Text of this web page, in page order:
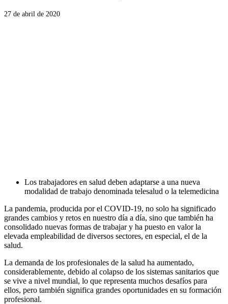
27 de abril de 2020
Los trabajadores en salud deben adaptarse a una nueva
modalidad de trabajo denominada telesalud o la telemedicina
La pandemia, producida por el COVID-19, no solo ha significado
grandes cambios y retos en nuestro día a día, sino que también ha
consolidado nuevas formas de trabajar y ha puesto en valor la
elevada empleabilidad de diversos sectores, en especial, el de la
salud.
La demanda de los profesionales de la salud ha aumentado,
considerablemente, debido al colapso de los sistemas sanitarios que
se vive a nivel mundial, lo que representa muchos desafíos para
ellos, pero también significa grandes oportunidades en su formación
profesional.